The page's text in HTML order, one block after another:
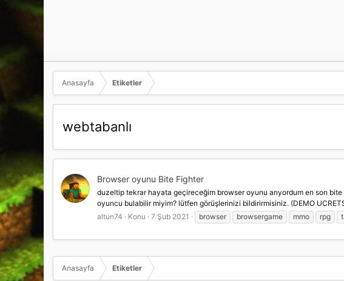
Anasayfa Etiketler
webtabanlı
Browser oyunu Bite Fighter
duzeltip tekrar hayata geçireceğim browser oyunu arıyordum en son
oyuncu bulabilir miyim? lütfen görüşlerinizi bildirirmisiniz. (DEMO
altun74
Konu 7 Şub 2021 browser browsergame mmo rpg
Anasayfa Etiketler